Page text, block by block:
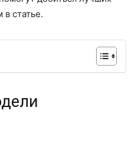
в статье.